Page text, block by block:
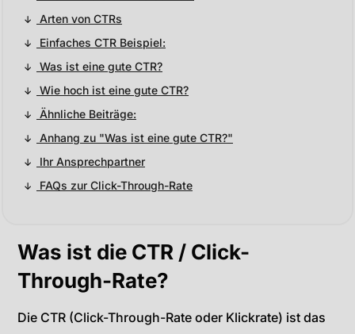
Arten von CTRs
Einfaches CTR Beispiel:
Was ist eine gute CTR?
Wie hoch ist eine gute CTR?
Ähnliche Beiträge:
Anhang zu "Was ist eine gute CTR?"
Ihr Ansprechpartner
FAQs zur Click-Through-Rate
Was ist die CTR / Click-
Through-Rate?
Die CTR (Click-Through-Rate oder Klickrate) ist das